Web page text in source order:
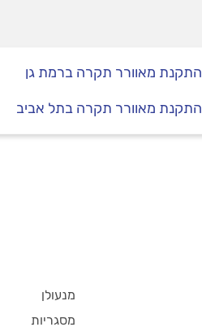
התקנת מאוורר תקרה ברמת גן
התקנת מאוורר תקרה בתל אביב
מנעולן
מסגריות